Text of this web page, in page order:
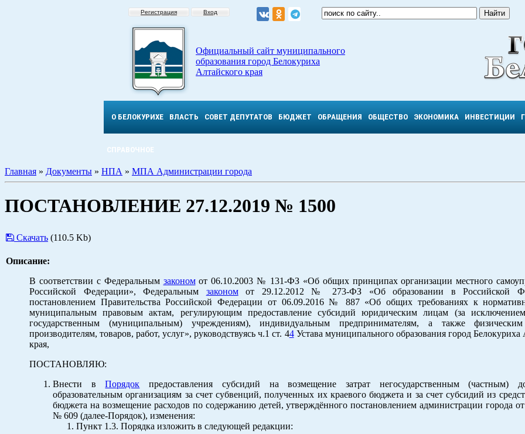
Регистрация Вход
Официальный сайт муниципального
образования город Белокуриха
Алтайского края
О БЕЛОКУРИХЕ ВЛАСТЬ СОВЕТ ДЕПУТАТОВ БЮДЖЕТ ОБРАЩЕНИЯ ОБЩЕСТВО ЭКОНОМИКА ИНВЕСТИЦИИ
СПРАВОЧНОЕ
Главная » Документы » НПА » МПА Администрации города
ПОСТАНОВЛЕНИЕ 27.12.2019 № 1500
Скачать (110.5 Kb)
Описание:
В соответствии с Федеральным закономот 06.10.2003 № 131-ФЗ «Об общих принципах организации местного
Российской Федерации», Федеральным закономот 29.12.2012 № 273-ФЗ «Об образовании в Российской
постановлением Правительства Российской Федерации от 06.09.2016 № 887 «Об общих требованиях к
муниципальным правовым актам, регулирующим предоставление субсидий юридическим лицам (за
государственным (муниципальным) учреждениям), индивидуальным предпринимателям, а также
производителям, товаров, работ, услуг», руководствуясь ч.1 ст. 44Устава муниципального образования город Белокуриха
края,
ПОСТАНОВЛЯЮ:
Внести вПорядок предоставления субсидий на возмещение затрат негосударственным (частным)
образовательным организациям за счет субвенций, полученных их краевого бюджета и за счет субсидий из
бюджета на возмещение расходов по содержанию детей, утверждённого постановлением администрации города
№ 609 (далее-Порядок), изменения:
Пункт 1.3. Порядка изложить в следующей редакции: